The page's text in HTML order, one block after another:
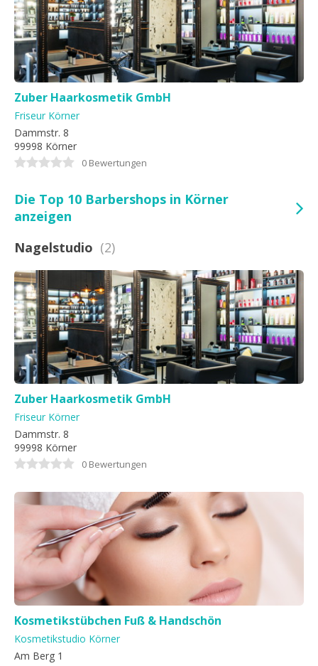
Zuber Haarkosmetik GmbH
Friseur Körner
Dammstr. 8
99998 Körner
0 Bewertungen
Die Top 10 Barbershops in Körner
anzeigen
Nagelstudio (2)
Zuber Haarkosmetik GmbH
Friseur Körner
Dammstr. 8
99998 Körner
0 Bewertungen
Kosmetikstübchen Fuß & Handschön
Kosmetikstudio Körner
Am Berg 1